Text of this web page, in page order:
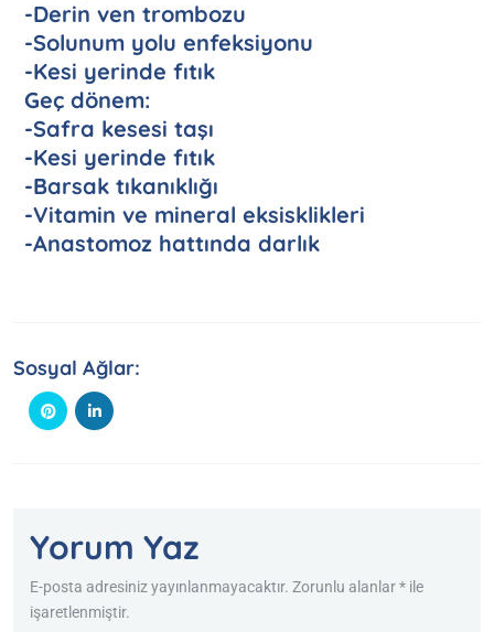
-Derin ven trombozu
-Solunum yolu enfeksiyonu
-Kesi yerinde fıtık
Geç dönem:
-Safra kesesi taşı
-Kesi yerinde fıtık
-Barsak tıkanıklığı
-Vitamin ve mineral eksisklikleri
-Anastomoz hattında darlık
Sosyal Ağlar:
Yorum Yaz
E-posta adresiniz yayınlanmayacaktır. Zorunlu alanlar * ile
işaretlenmiştir.